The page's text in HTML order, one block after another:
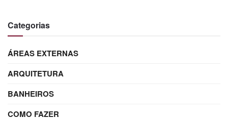
Categorias
ÁREAS EXTERNAS
ARQUITETURA
BANHEIROS
COMO FAZER